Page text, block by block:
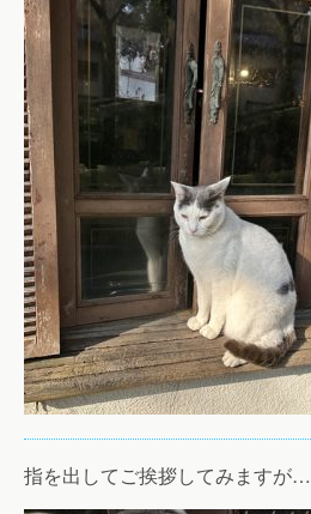
指を出してご挨拶してみますが…